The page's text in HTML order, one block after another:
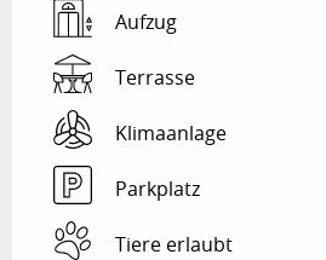
Aufzug
Terrasse
Klimaanlage
Parkplatz
Tiere erlaubt